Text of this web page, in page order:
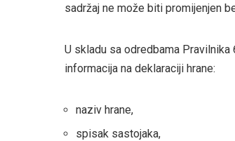
sadržaj ne može biti promijenjen
U skladu sa odredbama
informacija na deklaraciji hrane:
naziv hrane,
spisak sastojaka,